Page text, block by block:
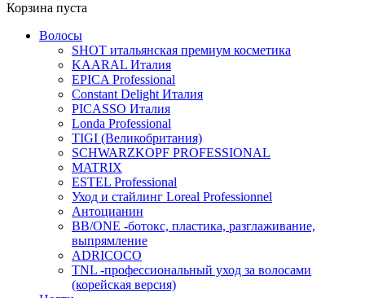
Корзина пуста
Волосы
SHOT итальянская премиум косметика
KAARAL Италия
EPICA Professional
Constant Delight Италия
PICASSO Италия
Londa Professional
TIGI (Великобритания)
SCHWARZKOPF PROFESSIONAL
MATRIX
ESTEL Professional
Уход и стайлинг Loreal Professionnel
Антоцианин
BB/ONE -ботокс, пластика, разглаживание,
выпрямление
ADRICOCO
TNL -профессиональный уход за волосами
(корейская версия)